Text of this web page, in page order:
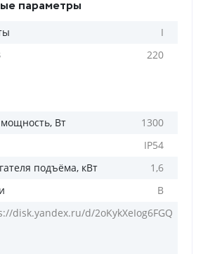
параметры
I
220
Вт
1300
IP54
подъёма, кВт
1,6
В
disk.yandex.ru/d/2oKykXeIog6FGQ